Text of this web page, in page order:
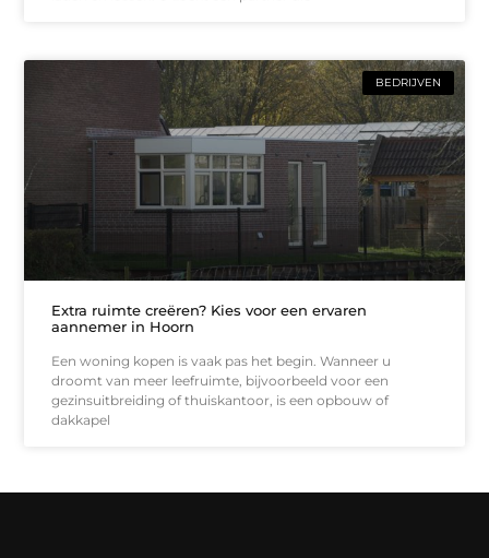
BEDRIJVEN
Extra ruimte creëren? Kies voor een ervaren
aannemer in Hoorn
Een woning kopen is vaak pas het begin. Wanneer u
droomt van meer leefruimte, bijvoorbeeld voor een
gezinsuitbreiding of thuiskantoor, is een opbouw of
dakkapel